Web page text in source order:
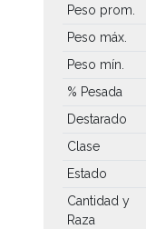
Peso prom.
Peso máx.
Peso mín.
% Pesada
Destarado
Clase
Estado
Cantidad y
Raza